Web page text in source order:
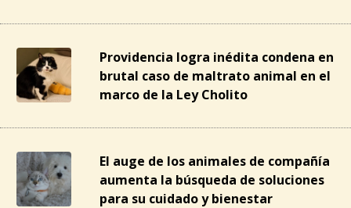
Providencia logra inédita condena en
brutal caso de maltrato animal en el
marco de la Ley Cholito
El auge de los animales de compañía
aumenta la búsqueda de soluciones
para su cuidado y bienestar